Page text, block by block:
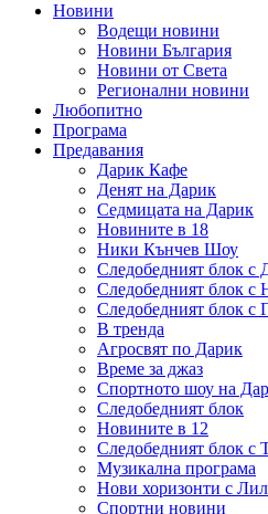
Новини
Водещи новини
Новини България
Новини от Света
Регионални новини
Любопитно
Програма
Предавания
Дарик Кафе
Денят на Дарик
Седмицата на Дарик
Новините в 18
Ники Кънчев Шоу
Следобедният блок с
Следобедният блок с
Следобедният блок с
В тренда
Агросвят по Дарик
Време за джаз
Спортното шоу на
Следобедният блок
Новините в 12
Следобедният блок с
Музикална програма
Нови хоризонти с
Спортни новини